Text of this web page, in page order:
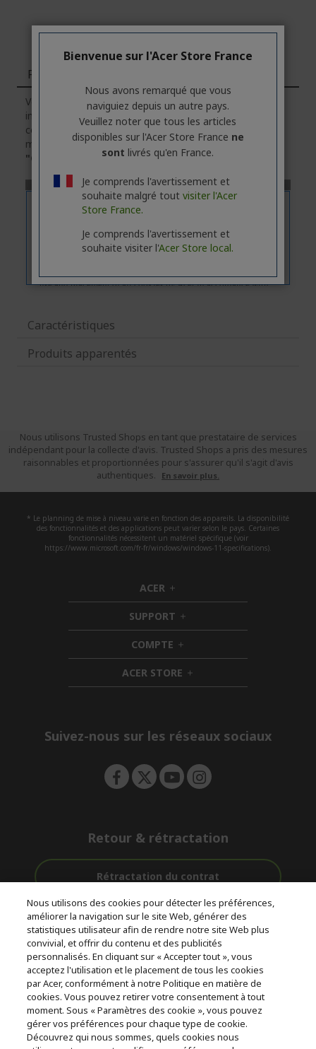
Fonctions
Veuillez noter que l'onglet"Fonctions" contient des
informations générales sur la série des produits. Pour
connaître les caractéristiques techniques exactes du
modèle sélectionné, veuillezcliquer sur l'onglet
"Caractéristiques".
Caractéristiques
Produits apparentés
Nous utilisons Trusted Shops en tant que prestataire de services
indépendant pour la collecte d'avis. Trusted Shops a pris des mesures
raisonnables et proportionnées pour s'assurer qu'il s'agit d'avis
authentiques.
En savoir plus.
* Le planning de mise à niveau varie en fonction des appareils. La disponibilité
des fonctionnalités et des applications peut varier selon le pays. Certaines
fonctionnalités nécessitent un matériel spécifique (voir
https://www.microsoft.com/fr-fr/windows/windows-11-specifications).
ACER h
i
d
d
e
n
SUPPORT h
i
d
d
e
n
COMPTE h
i
d
d
ACER STORE h
i
e
Suivez-nous sur les réseaux sociaux
Retour & rétractation
Rétractation du contrat
Livraison
Gratuite
Accompagnement
avant et après-
vente
Avec 0%
D'intérêt
© 2026 Acer Inc.
CPYou BV est le revendeur et marchand agréé pour les produits et
services proposés au sein de ce magasin.
Bienvenue sur l'Acer Store France
Nous avons remarqué que vous
naviguiez depuis un autre pays.
Veuillez noter que tous les articles
disponibles sur l'Acer Store France ne
sont livrés qu'en France.
Je comprends l'avertissement et
souhaite malgré tout visiter l'Acer
Store France.
Je comprends l'avertissement et
souhaite visiter l'Acer Store local.
Nous utilisons des cookies pour détecter les préférences,
améliorer la navigation sur le site Web, générer des
statistiques utilisateur afin de rendre notre site Web plus
convivial, et offrir du contenu et des publicités
personnalisés. En cliquant sur « Accepter tout », vous
acceptez l'utilisation et le placement de tous les cookies
par Acer, conformément à notre Politique en matière de
cookies. Vous pouvez retirer votre consentement à tout
moment. Sous « Paramètres des cookie », vous pouvez
gérer vos préférences pour chaque type de cookie.
Découvrez qui nous sommes, quels cookies nous